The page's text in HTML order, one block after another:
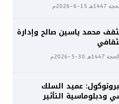
محمد ياسين صالح وإدارة
عميد السلك
ودبلوماسية التأثير